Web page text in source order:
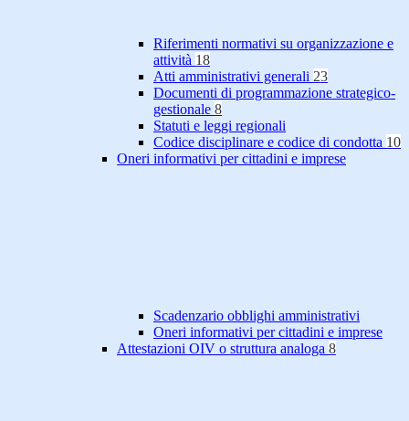
Riferimenti normativi su organizzazione e
attività 18
Atti amministrativi generali 23
Documenti di programmazione strategico-
gestionale 8
Statuti e leggi regionali
Codice disciplinare e codice di condotta 10
Oneri informativi per cittadini e imprese
Scadenzario obblighi amministrativi
Oneri informativi per cittadini e imprese
Attestazioni OIV o struttura analoga 8